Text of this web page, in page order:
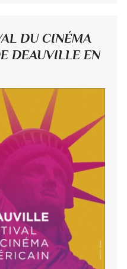
DU CINÉMA
DEAUVILLE EN